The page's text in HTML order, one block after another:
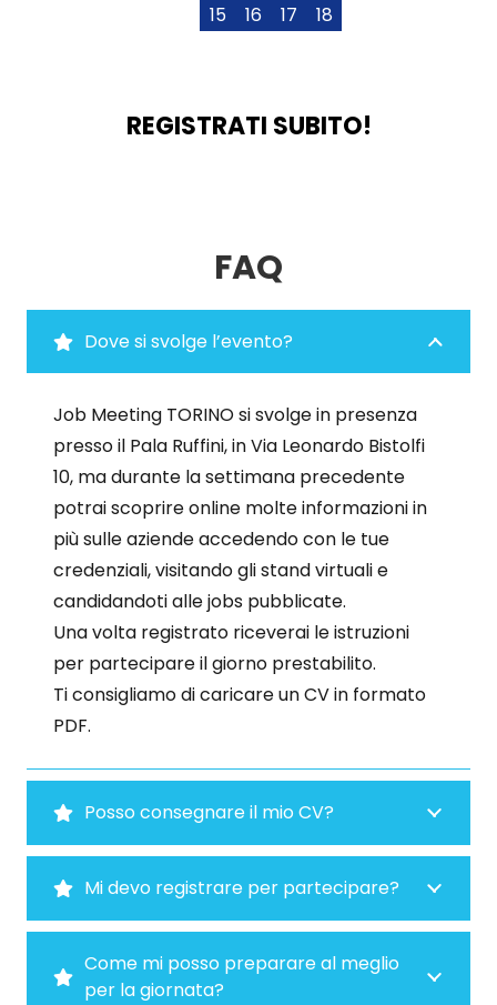
15
16 17 18
REGISTRATI SUBITO!
FAQ
Dove si svolge l’evento?
Job Meeting TORINO si svolge in presenza
presso il Pala Ruffini, in Via Leonardo Bistolfi
10, ma durante la settimana precedente
potrai scoprire online molte informazioni in
più sulle aziende accedendo con le tue
credenziali, visitando gli stand virtuali e
candidandoti alle jobs pubblicate.
Una volta registrato riceverai le istruzioni
per partecipare il giorno prestabilito.
Ti consigliamo di caricare un CV in formato
PDF.
Posso consegnare il mio CV?
Mi devo registrare per partecipare?
Come mi posso preparare al meglio
per la giornata?